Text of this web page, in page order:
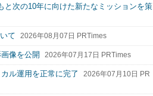
と次の10年に向けた新たなミッションを策
て 2026年08月07日 PRTimes
像を公開 2026年07月17日 PRTimes
ル運用を正常に完了
2026年07月10日 PR